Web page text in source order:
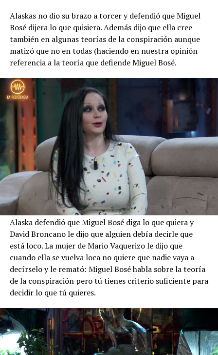
Alaskas no dio su brazo a torcer y defendió que Miguel
Bosé dijera lo que quisiera. Además dijo que ella cree
también en algunas teorías de la conspiración aunque
matizó que no en todas (haciendo en nuestra opinión
referencia a la teoría que defiende Miguel Bosé.
Alaska defendió que Miguel Bosé diga lo que quiera y
David Broncano le dijo que alguien debía decirle que
está loco. La mujer de Mario Vaquerizo le dijo que
cuando ella se vuelva loca no quiere que nadie vaya a
decírselo y le remató: Miguel Bosé habla sobre la teoría
de la conspiración pero tú tienes criterio suficiente para
decidir lo que tú quieres.